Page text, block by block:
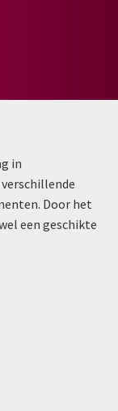
in
Door het
een geschikte